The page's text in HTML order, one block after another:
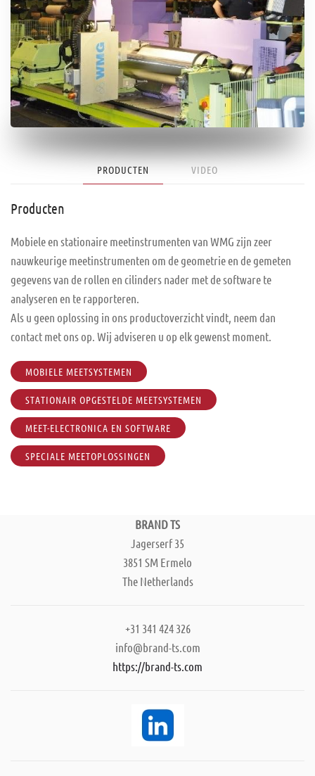
PRODUCTEN VIDEO
Producten
Mobiele en stationaire meetinstrumenten van WMG zijn zeer
nauwkeurige meetinstrumenten om de geometrie en de gemeten
gegevens van de rollen en cilinders nader met de software te
analyseren en te rapporteren.
Als u geen oplossing in ons productoverzicht vindt, neem dan
contact met ons op. Wij adviseren u op elk gewenst moment.
MOBIELE MEETSYSTEMEN
STATIONAIR OPGESTELDE MEETSYSTEMEN
MEET-ELECTRONICA EN SOFTWARE
SPECIALE MEETOPLOSSINGEN
BRAND TS
Jagerserf 35
3851 SM Ermelo
The Netherlands
+31 341 424 326
info@brand-ts.com
https://brand-ts.com